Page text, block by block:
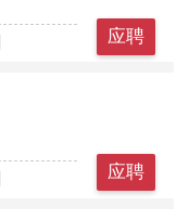
应聘
应聘